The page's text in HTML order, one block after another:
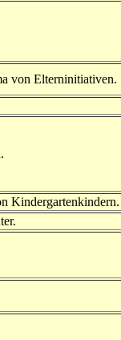
von Elterninitiativen.
Kindergartenkindern.